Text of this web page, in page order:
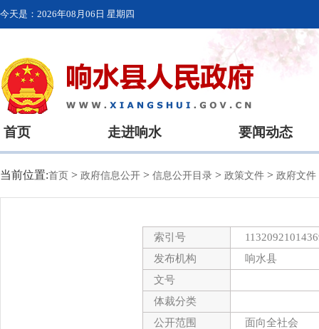
今天是： 2026年08月06日 星期四
首页 走进响水 要闻动态
当前位置:首页 > 政府信息公开 > 信息公开目录 > 政策文件 > 政府文件
索引号
发布机构
响水县
文号
体裁分类
公开范围
面向全社会